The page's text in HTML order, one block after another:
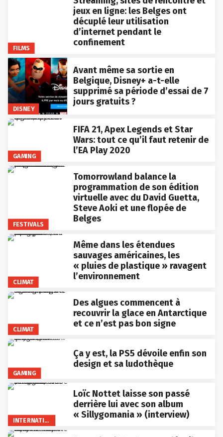
FILMS
jeux en ligne: les Belges ont
décuplé leur utilisation
d’internet pendant le
confinement
DISNEY
Avant même sa sortie en
Belgique, Disney+ a-t-elle
supprimé sa période d’essai de 7
jours gratuits ?
GAMING
FIFA 21, Apex Legends et Star
Wars: tout ce qu’il faut retenir de
l’EA Play 2020
FESTIVALS
Tomorrowland balance la
programmation de son édition
virtuelle avec du David Guetta,
Steve Aoki et une flopée de
Belges
CLIMAT
Même dans les étendues
sauvages américaines, les
« pluies de plastique » ravagent
l’environnement
CLIMAT
Des algues commencent à
recouvrir la glace en Antarctique
et ce n’est pas bon signe
GAMING
Ça y est, la PS5 dévoile enfin son
design et sa ludothèque
INTERNATIONAL
Loïc Nottet laisse son passé
derrière lui avec son album
« Sillygomania » (interview)